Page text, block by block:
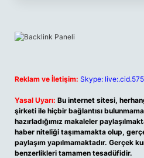
Reklam ve İletişim: Skype:
Yasal Uyarı: Bu internet sitesi,
şirketi ile hiçbir bağlantısı
hazırladığımız makaleler
haber niteliği taşımamakta olup,
paylaşım yapılmamaktadır. Gerçek
benzerlikleri tamamen tesadüfidir.